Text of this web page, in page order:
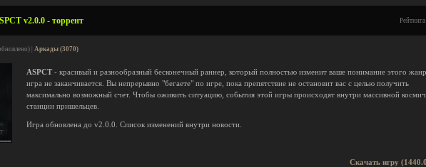
v2.0.0 - торрент
| Аркады (3070)
ASPCT- красивый и разнообразный бесконечный раннер, который полностью изменит ваше понимание этого
игра не заканчивается. Вы непрерывно "бегаете" по игре, пока препятствие не остановит вас с целью получить
максимально возможный счет. Чтобы оживить ситуацию, события этой игры происходят внутри массивной
станции пришельцев.
Игра обновлена до v2.0.0. Список изменений внутри новости.
Скачать игру